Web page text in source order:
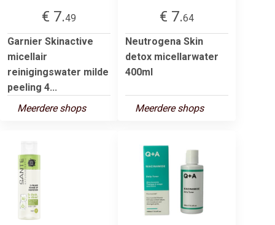
€ 7.49
Garnier Skinactive
micellair
reinigingswater milde
peeling 4...
Meerdere shops
€ 7.64
Neutrogena Skin
detox micellarwater
400ml
Meerdere shops